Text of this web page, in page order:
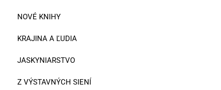
NOVÉ KNIHY
KRAJINA A ĽUDIA
JASKYNIARSTVO
Z VÝSTAVNÝCH SIENÍ